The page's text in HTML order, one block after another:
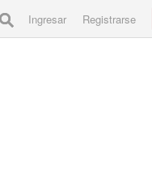
Ingresar Registrarse